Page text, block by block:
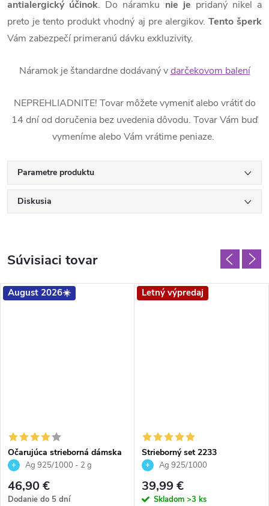
antialergický účinok. Do náramku nie je pridaný nikel a
preto je tento produkt vhodný aj pre alergikov. Tento šperk
Vám zabezpečí primeranú dávku exkluzivity.
Náramok je štandardne dodávaný vdarčekovom balení
NEPREHLIADNITE! Tovar môžete vymeniť alebo vrátiť do
14 dní od doručenia bez uvedenia dôvodu. Tovar Vám buď
vymeníme alebo Vám vrátime peniaze.
Parametre produktu
Diskusia
Súvisiaci tovar
August 2026☀️
Očarujúca strieborná dámska
súprava prívesok a náušnice
Ag 925/1000 - 2 g
46,90 €
Dodanie do 5 dní
Letný výpredaj
Strieborný set 2233
Ag 925/1000
39,99 €
Skladom >3 ks